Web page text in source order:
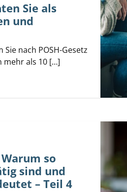
Sie als
und
nach POSH-Gesetz
mehr als 10 […]
so
sind und
– Teil 4